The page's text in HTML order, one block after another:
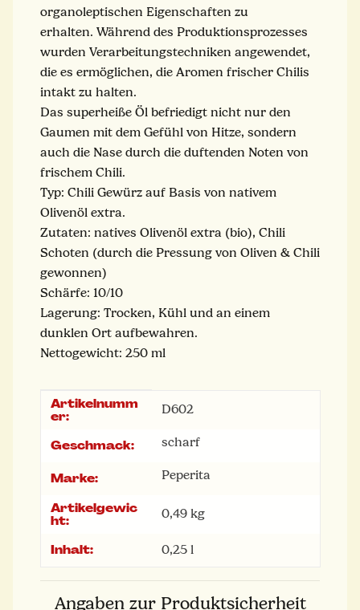
organoleptischen Eigenschaften zu
erhalten. Während des Produktionsprozesses
wurden Verarbeitungstechniken angewendet,
die es ermöglichen, die Aromen frischer Chilis
intakt zu halten.
Das superheiße Öl befriedigt nicht nur den
Gaumen mit dem Gefühl von Hitze, sondern
auch die Nase durch die duftenden Noten von
frischem Chili.
Typ: Chili Gewürz auf Basis von nativem
Olivenöl extra.
Zutaten: natives Olivenöl extra (bio), Chili
Schoten (durch die Pressung von Oliven & Chili
gewonnen)
Schärfe: 10/10
Lagerung: Trocken, Kühl und an einem
dunklen Ort aufbewahren.
Nettogewicht: 250 ml
Produkteigenschaft
Wert
Artikelnumm
er:
D602
Geschmack: scharf
Marke: Peperita
Artikelgewic
ht:
0,49 kg
Inhalt: 0,25 l
Angaben zur Produktsicherheit